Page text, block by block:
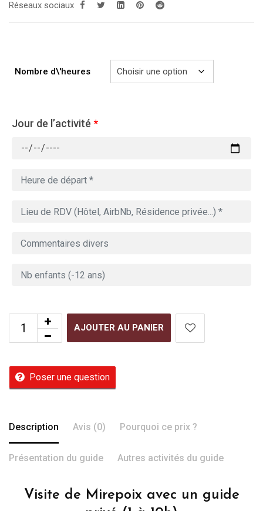
Réseaux sociaux
Nombre d\'heures
Jour de l’activité *
AJOUTER AU PANIER
Poser une question
Description Avis (0) Pourquoi ce prix ?
Présentation du guide Autres activités du guide
Visite de Mirepoix avec un guide